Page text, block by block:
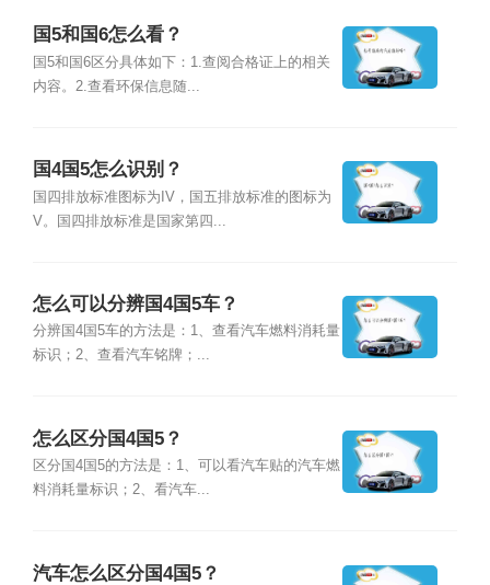
国5和国6怎么看？
国5和国6区分具体如下：1.查阅合格证上的相关
内容。2.查看环保信息随...
国4国5怎么识别？
国四排放标准图标为IV，国五排放标准的图标为
V。国四排放标准是国家第四...
怎么可以分辨国4国5车？
分辨国4国5车的方法是：1、查看汽车燃料消耗量
标识；2、查看汽车铭牌；...
怎么区分国4国5？
区分国4国5的方法是：1、可以看汽车贴的汽车燃
料消耗量标识；2、看汽车...
汽车怎么区分国4国5？